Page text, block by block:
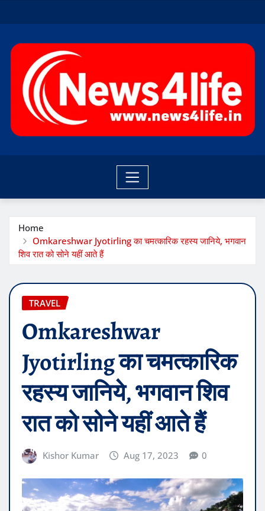
to
Home
Omkareshwar Jyotirling का चमत्कारिक रहस्य जानिये, भगवान
शिव रात को सोने यहीं आते हैं
TRAVEL
Omkareshwar
Jyotirling का चमत्कारिक
रहस्य जानिये, भगवान शिव
रात को सोने यहीं आते हैं
Kishor Kumar Aug 17, 2023 0